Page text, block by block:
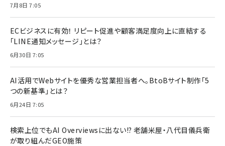
7月8日 7:05
ECビジネスに有効！ リピート促進や顧客満足度向上に直結する
「LINE通知メッセージ」とは？
6月30日 7:05
AI活用でWebサイトを優秀な営業担当者へ。BtoBサイト制作「5
つの新基準」とは？
6月24日 7:05
検索上位でもAI Overviewsに出ない!? 老舗米屋・八代目儀兵衛
が取り組んだGEO施策